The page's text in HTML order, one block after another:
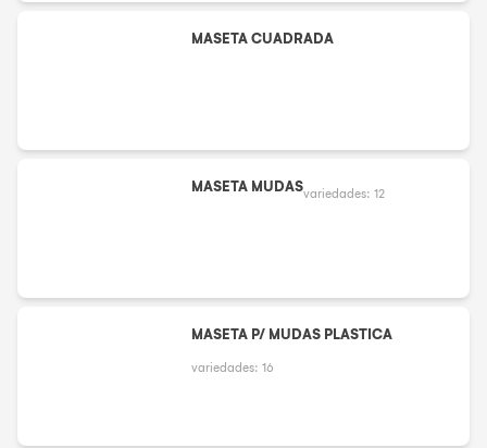
MASETA CUADRADA
MASETA MUDASvariedades: 12
MASETA P/ MUDAS PLASTICA
variedades: 16